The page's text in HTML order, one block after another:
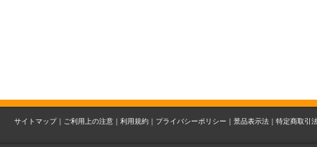
サイトマップ｜ ご利用上の注意｜ 利用規約｜ プライバシーポリシー｜ 景品表示法｜ 特定商取引